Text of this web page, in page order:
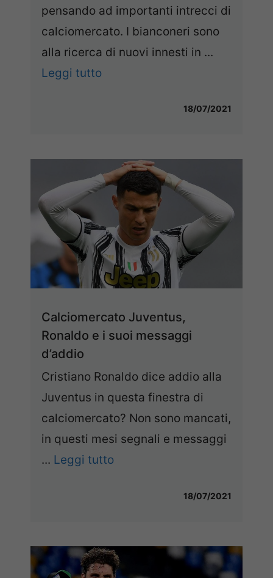
pensando ad importanti intrecci di
calciomercato. I bianconeri sono
alla ricerca di nuovi innesti in ...
Leggi tutto
18/07/2021
Calciomercato Juventus,
Ronaldo e i suoi messaggi
d’addio
Cristiano Ronaldo dice addio alla
Juventus in questa finestra di
calciomercato? Non sono mancati,
in questi mesi segnali e messaggi
... Leggi tutto
18/07/2021